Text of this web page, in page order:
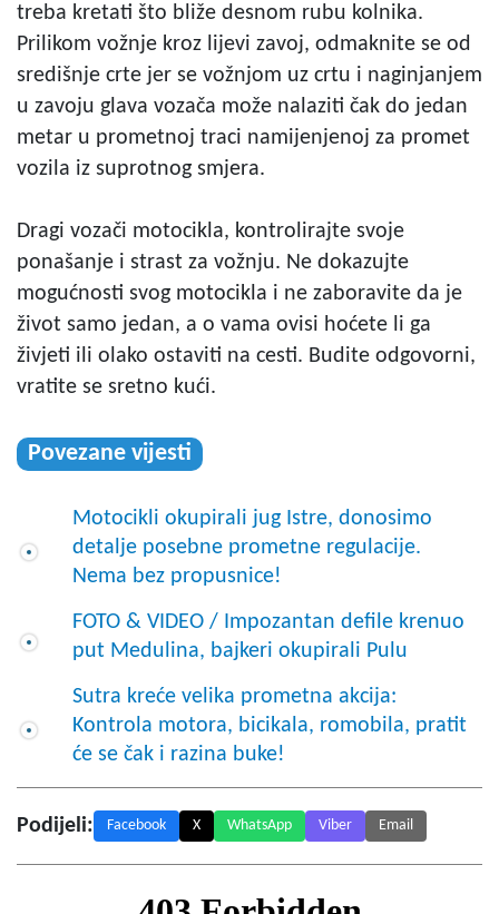
treba kretati što bliže desnom rubu kolnika.
Prilikom vožnje kroz lijevi zavoj, odmaknite se od
središnje crte jer se vožnjom uz crtu i naginjanjem
u zavoju glava vozača može nalaziti čak do jedan
metar u prometnoj traci namijenjenoj za promet
vozila iz suprotnog smjera.
Dragi vozači motocikla, kontrolirajte svoje
ponašanje i strast za vožnju. Ne dokazujte
mogućnosti svog motocikla i ne zaboravite da je
život samo jedan, a o vama ovisi hoćete li ga
živjeti ili olako ostaviti na cesti. Budite odgovorni,
vratite se sretno kući.
Povezane vijesti
Motocikli okupirali jug Istre, donosimo
detalje posebne prometne regulacije.
Nema bez propusnice!
FOTO & VIDEO / Impozantan defile krenuo
put Medulina, bajkeri okupirali Pulu
Sutra kreće velika prometna akcija:
Kontrola motora, bicikala, romobila, pratit
će se čak i razina buke!
Podijeli: Facebook X WhatsApp Viber Email